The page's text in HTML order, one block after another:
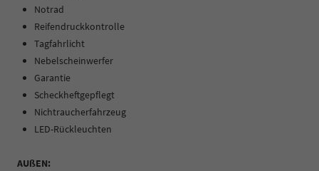
Notrad
Reifendruckkontrolle
Tagfahrlicht
Nebelscheinwerfer
Garantie
Scheckheftgepflegt
Nichtraucherfahrzeug
LED-Rückleuchten
AUßEN: